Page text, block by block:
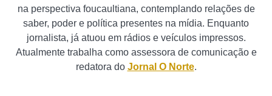
na perspectiva foucaultiana, contemplando relações de
saber, poder e política presentes na mídia. Enquanto
jornalista, já atuou em rádios e veículos impressos.
Atualmente trabalha como assessora de comunicação e
redatora do Jornal O Norte.